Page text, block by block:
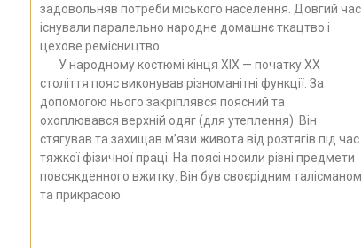
задовольняв потреби міського населення. Довгий час
існували паралельно народне домашнє ткацтво і
цехове ремісництво.
У народному костюмі кінця XIX — початку XX
століття пояс виконував різноманітні функції. За
допомогою нього закріплявся поясний та
охоплювався верхній одяг (для утеплення). Він
стягував та захищав м’язи живота від розтягів під час
тяжкої фізичної праці. На поясі носили різні предмети
повсякденного вжитку. Він був своєрідним талісманом
та прикрасою.